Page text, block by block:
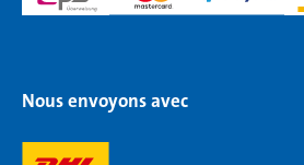
Nous envoyons avec